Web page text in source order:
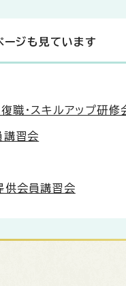
ージも見ています
職・スキルアップ研修
講習会
会員講習会